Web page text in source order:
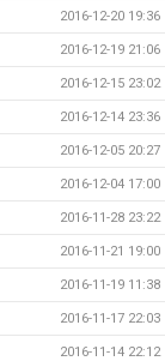
2016-12-20 19:36
2016-12-19 21:06
2016-12-15 23:02
2016-12-14 23:36
2016-12-05 20:27
2016-12-04 17:00
2016-11-28 23:22
2016-11-21 19:00
2016-11-19 11:38
2016-11-17 22:03
2016-11-14 22:12